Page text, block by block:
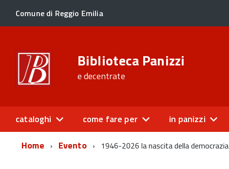
Comune di Reggio Emilia
Biblioteca Panizzi
e decentrate
cataloghi come fare per in panizzi
Home
Evento 1946-2026 la nascita della democrazia